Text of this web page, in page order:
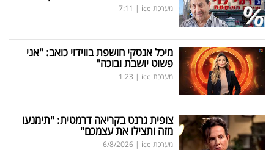
מערכת ice |
7:11
מיכל אנסקי חושפת בווידוי כואב: "אני
פשוט יושבת ובוכה"
מערכת ice |
1:23
צופית גרנט בקריאה דרמטית: "תימנעו
מזה ותצילו את עצמכם"
מערכת ice |
6/8/2026